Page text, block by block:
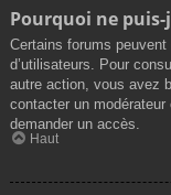
Pourquoi ne
Certains forums
d’utilisateurs. Pour
autre action, vous avez
contacter un
demander un accès.
Haut